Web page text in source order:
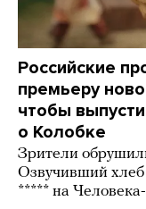
Российские
премьеру
чтобы
о Колобке
Зрители
Озвучивший
***** на